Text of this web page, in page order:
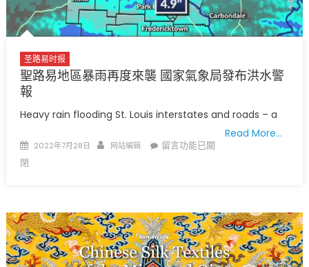
世
界
少
錦
歡
僑
3
日
聖
路
圣路易时报
聖路易地區暴雨再度來襲 國家氣象局發布洪水警
報
Heavy rain flooding St. Louis interstates and roads – a
Read More…
Posted
2022年7月28日 Author
网站编辑
在
區
暴
雨
留言功能已關
閉